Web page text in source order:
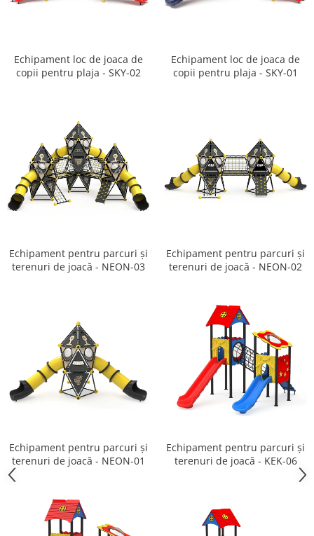
Ghivece de exterior
Stalpi camere video
Stalpi / bolarzi de delimitare
Tomberoane si Pubele de Gunoi
Magazie pubele / tomberoane
gunoi
Mobilier urban DIZABILITATI
Echipament loc de joaca de
copii pentru plaja - SKY-02
Echipament loc de joaca de
copii pentru plaja - SKY-01
Echipament pentru parcuri și
terenuri de joacă - NEON-03
Echipament pentru parcuri și
terenuri de joacă - NEON-02
Echipament pentru parcuri și
terenuri de joacă - NEON-01
Echipament pentru parcuri și
terenuri de joacă - KEK-06